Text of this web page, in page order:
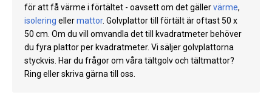
för att få värme i förtältet - oavsett om det gällervärme,
isolering ellermattor. Golvplattor till förtält är oftast 50 x
50 cm. Om du vill omvandla det till kvadratmeter behöver
du fyra plattor per kvadratmeter. Vi säljer golvplattorna
styckvis. Har du frågor om våra tältgolv och tältmattor?
Ring eller skriva gärna till oss.